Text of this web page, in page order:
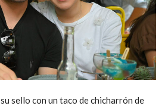
sello con un taco de chicharrón de